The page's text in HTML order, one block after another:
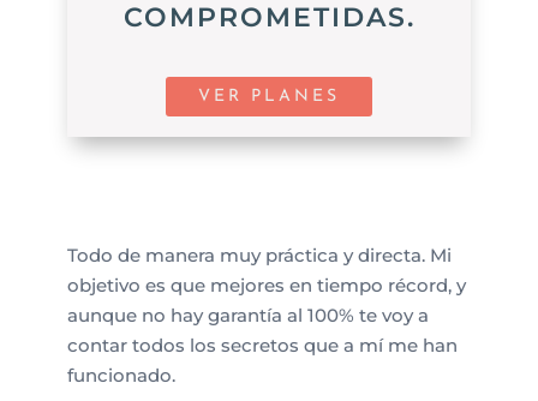
COMPROMETIDAS.
VER PLANES
Todo de manera muy práctica y directa. Mi
objetivo es que mejores en tiempo récord, y
aunque no hay garantía al 100% te voy a
contar todos los secretos que a mí me han
funcionado.